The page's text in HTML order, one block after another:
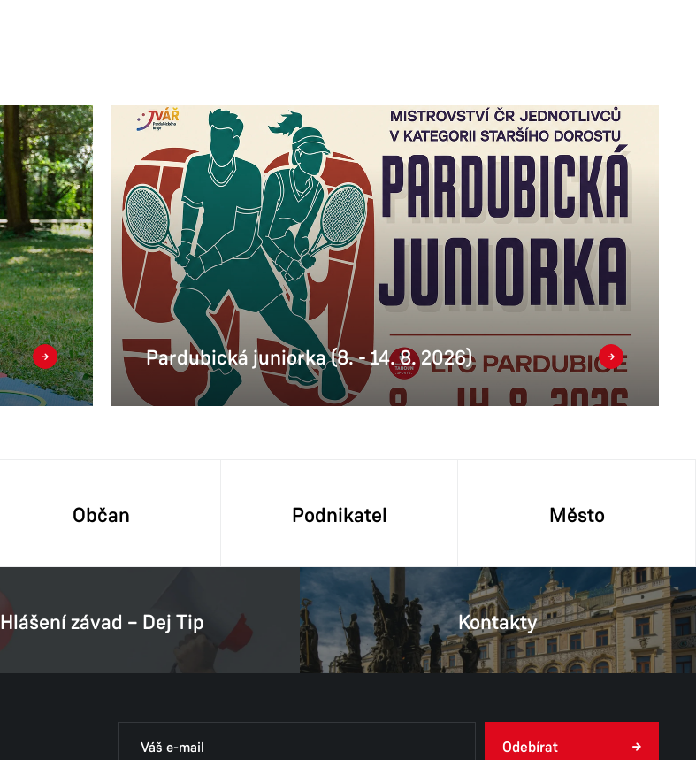
Pardubická juniorka (8. - 14. 8. 2026)
Občan Podnikatel Město
Hlášení závad – Dej Tip Kontakty
Odebírat